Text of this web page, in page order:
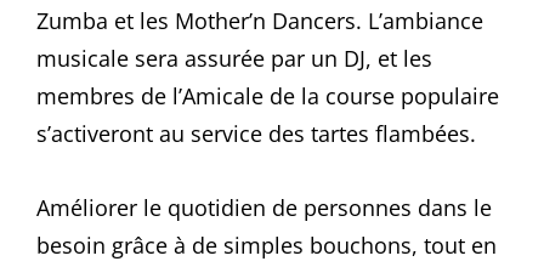
Zumba et les Mother’n Dancers. L’ambiance
musicale sera assurée par un DJ, et les
membres de l’Amicale de la course populaire
s’activeront au service des tartes flambées.
Améliorer le quotidien de personnes dans le
besoin grâce à de simples bouchons, tout en